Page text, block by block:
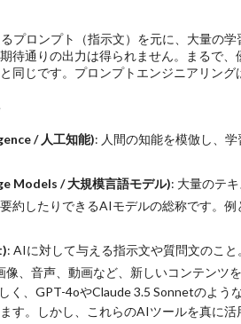
プロンプト（指示文）を元に、大量の
待通りの出力は得られません。まるで
同じです。プロンプトエンジニアリン
/ 人工知能): 人間の知能を模倣し、
Models / 大規模言語モデル): 大量のテ
約したりできるAIモデルの総称です。
: AIに対して与える指示文や質問文のこ
像、音声、動画など、新しいコンテンツ
く、GPT-4oやClaude 3.5 Sonnetのよ
す。しかし、これらのAIツールを真に活